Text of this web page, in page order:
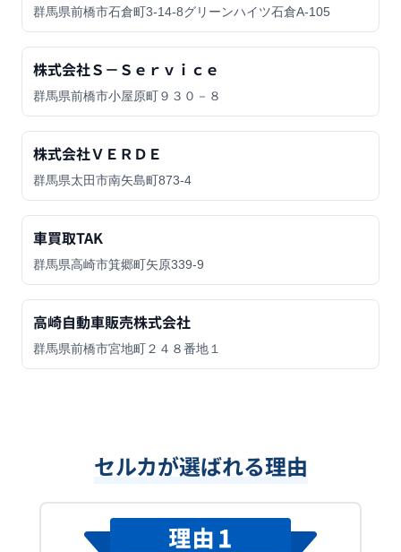
群馬県前橋市石倉町3-14-8グリーンハイツ石倉A-105
株式会社Ｓ－Ｓｅｒｖｉｃｅ
群馬県前橋市小屋原町９３０－８
株式会社ＶＥＲＤＥ
群馬県太田市南矢島町873-4
車買取TAK
群馬県高崎市箕郷町矢原339-9
高崎自動車販売株式会社
群馬県前橋市宮地町２４８番地１
セルカが選ばれる理由